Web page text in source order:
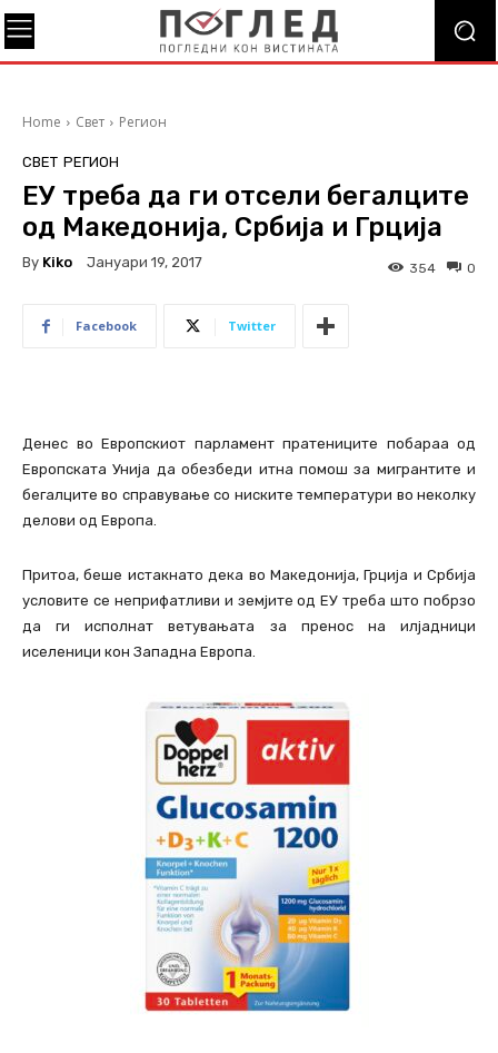
Home Свет Регион
СВЕТ РЕГИОН
ЕУ треба да ги отсели бегалците
од Македонија, Србија и Грција
By Kiko Јануари 19, 2017 0
354
Facebook Twitter
Денес во Европскиот парламент пратениците побараа од
Европската Унија да обезбеди итна помош за мигрантите и
бегалците во справување со ниските температури во неколку
делови од Европа.
Притоа, беше истакнато дека во Македонија, Грција и Србија
условите се неприфатливи и земјите од ЕУ треба што побрзо
да ги исполнат ветувањата за пренос на илјадници
иселеници кон Западна Европа.